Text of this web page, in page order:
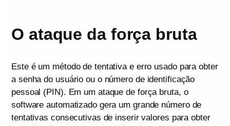
O ataque da força bruta
Este é um método de tentativa e erro usado para obter
a senha do usuário ou o número de identificação
pessoal (PIN). Em um ataque de força bruta, o
software automatizado gera um grande número de
tentativas consecutivas de inserir valores para obter